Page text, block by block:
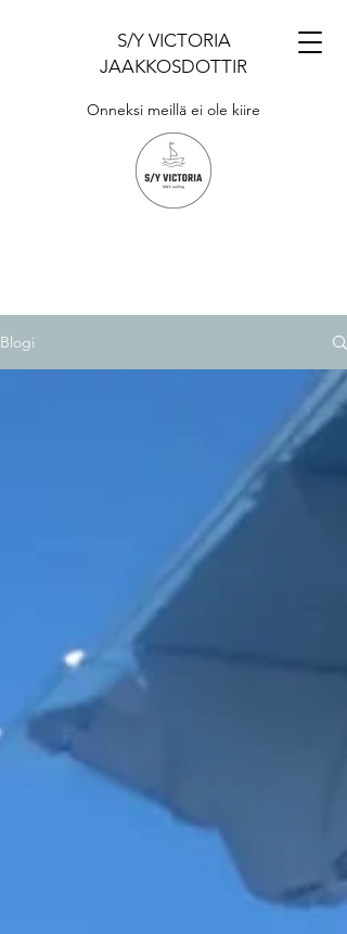
S/Y VICTORIA
JAAKKOSDOTTIR
Onneksi meillä ei ole kiire
Blogi